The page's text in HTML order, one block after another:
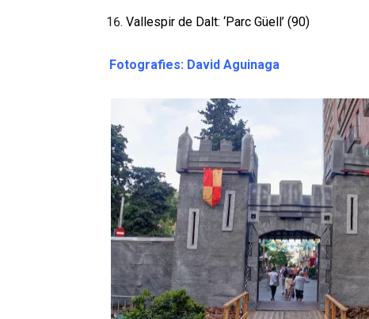
Vallespir de Dalt: ‘Parc Güell’ (90)
Fotografies: David Aguinaga